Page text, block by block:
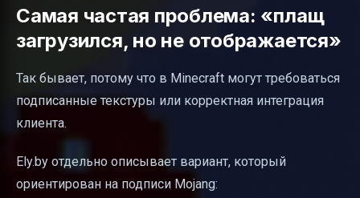
Самая частая проблема: «плащ
загрузился, но не отображается»
Так бывает, потому что в Minecraft могут требоваться
подписанные текстуры или корректная интеграция
клиента.
Ely.by отдельно описывает вариант, который
ориентирован на подписи Mojang: